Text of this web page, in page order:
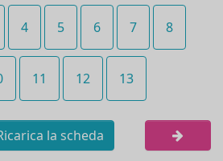
4 5 6 7 8
11 12 13
la scheda